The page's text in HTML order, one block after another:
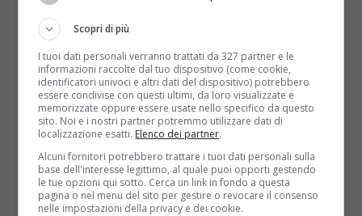
come coltivarla ogni giorno. Strategie pratiche,
differenza tra...
Read More
Scopri di più
I tuoi dati personali verranno trattati da 327 partner e le
informazioni raccolte dal tuo dispositivo (come cookie,
identificatori univoci e altri dati del dispositivo) potrebbero
essere condivise con questi ultimi, da loro visualizzate e
memorizzate oppure essere usate nello specifico da questo
sito. Noi e i nostri partner potremmo utilizzare dati di
localizzazione esatti. Elenco dei partner.
Alcuni fornitori potrebbero trattare i tuoi dati personali sulla
base dell'interesse legittimo, al quale puoi opporti gestendo
le tue opzioni qui sotto. Cerca un link in fondo a questa
pagina o nel menu del sito per gestire o revocare il consenso
nelle impostazioni della privacy e dei cookie.